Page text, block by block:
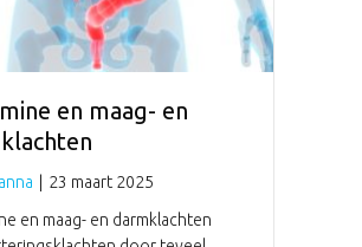
en maag- en
23 maart 2025
en maag- en darmklachten